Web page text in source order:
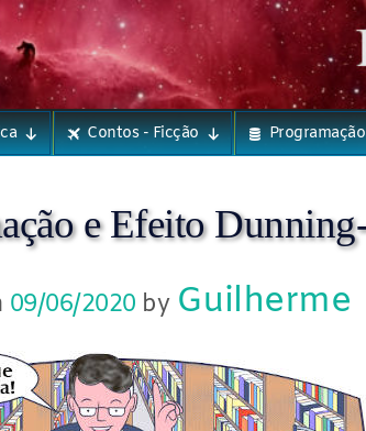
Contos - Ficção Programação
e Efeito
09/06/2020 by Guilherme